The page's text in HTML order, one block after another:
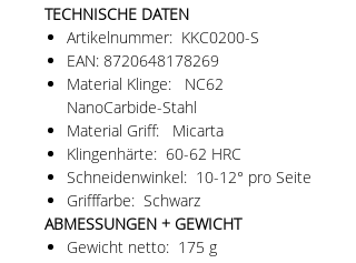
unter Kennern als eine der ersten
Adressen, wenn es um das
professionelle Ausdünnen von
Messern geht – so sehr, dass sich
dafür sogar der Begriff „Schanzen“
etabliert hat.
Das Ergebnis spürt man bei jedem
Schnitt: eine außergewöhnliche
Schärfe, beeindruckende
Leichtgängigkeit und eine
Schneidfreude, die selbst den
TECHNISCHE DATEN
Artikelnummer: KKC0200-S
EAN: 8720648178269
Material Klinge: NC62
NanoCarbide-Stahl
Material Griff: Micarta
Klingenhärte: 60-62 HRC
Schneidenwinkel: 10-12° pro Seite
Grifffarbe: Schwarz
ABMESSUNGEN + GEWICHT
Gewicht netto: 175 g